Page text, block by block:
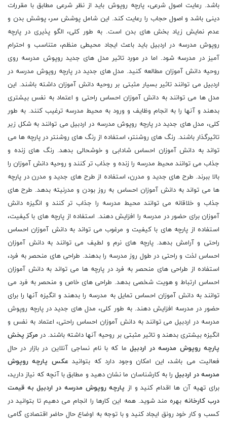
باشد. رعایت اصول شرعی، پارچه روپوش باید از نظر شرعی مطابق با مقررات
دینی باشد و اصول حجاب را رعایت کند. این شامل پوشش سر، پوشش بدن و
عدم نمایش زیاد بخش های بدن است. به طور کلی، الگو پذیری در پارچه
روپوش مدرسه در اردبیل باید باعث ایجاد محیطی منظم، متناسب و احترام
آمیز در مدرسه شود. اما در مورد تاثیر مدل های جدید روپوش مدرسه روی
روحیه دانش آموزان مطالعه کنید. مدل های جدید در پارچه روپوش مدرسه در
اردبیل می توانند تاثیر بسیار مثبتی بر روحیه دانش آموزان داشته باشند. این
مدل ها می توانند به دانش آموزان احساس راحتی و اعتماد به نفس بیشتری
بدهند و آنها را به انجام وظایف و ورود به محیط مدرسه ترغیب کنند. به طور
کلی، مدل های جدید در پارچه روپوش مدرسه در اردبیل می توانند به شکل زیر
تاثیرگذار باشند. رنگ های روشنتر، استفاده از رنگ های روشنتر در پارچه ها می
تواند به دانش آموزان احساس شادابی و خوشحالی بدهد. رنگ های زنده و
جذاب می توانند محیط مدرسه را زنده و جذاب تر کنند و روحیه دانش آموزان را
بالا ببرند. طرح های جدید و مدرن، استفاده از طرح های جدید و مدرن در پارچه
ها می تواند به دانش آموزان احساس به روز بودن و مدرنیته بدهد. طرح های
جذاب و خلاقانه می توانند محیط مدرسه را جذاب تر کنند و انگیزه دانش
آموزان برای حضور در مدرسه را افزایش دهند. استفاده از پارچه های با کیفیت،
استفاده از پارچه های با کیفیت و مرغوب می تواند به دانش آموزان احساس
راحتی و آرامش بدهد. پارچه های نرم و لطیف می توانند به دانش آموزان
احساس لذت و راحتی در طول روز مدرسه را بدهند. طراحی های منحصر به فرد،
استفاده از طراحی های منحصر به فرد در پارچه ها می تواند به دانش آموزان
احساس ارتباط و هویت شخصی بدهد. طراحی های خاص و منحصر به فرد می
توانند به دانش آموزان احساس تمایل به مدرسه را بدهند و انگیزه آنها را برای
حضور در مدرسه افزایش دهند. به طور کلی، مدل های جدید در پارچه روپوش
مدرسه در اردبیل می توانند به دانش آموزان احساس راحتی، اعتماد به نفس و
انگیزه بیشتری بدهند و تاثیر مثبتی بر روحیه آنها داشته باشند. در مرکز پخش
پارچه روپوش مدرسه در اردبیلما که با نام نساجی آنلاین در بازار در حال
فعالیت می باشد، این امکان وجود دارد که بتوانید عکس پارچه روپوش
مدرسه در اردبیل را به کارشناسان ما نشان دهید و مطابق با آنچه که نیاز دارید،
برای تهیه آن ها اقدام کنید و از پارچه روپوش مدرسه در اردبیل به قیمت
درب کارخانه بهره مند شوید. همه این کارها را انجام می دهیم تا بتوانید در
کسب و کار خود رونق ایجاد کنید و با توجه به اوضاع حال حاضر اقتصادی گامی